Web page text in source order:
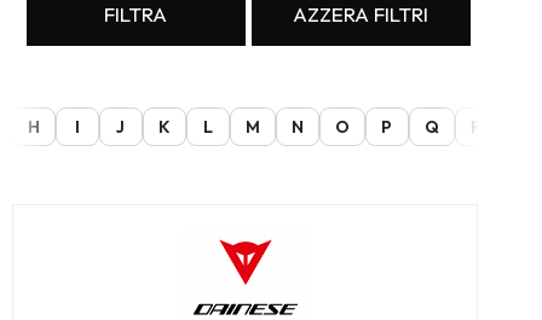
FILTRA AZZERA FILTRI
H I J K L M N O P Q R